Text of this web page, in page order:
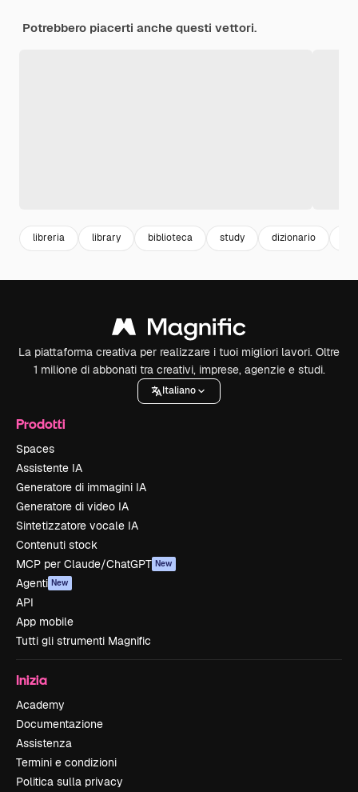
Potrebbero piacerti anche questi vettori.
libreria library biblioteca study dizionario
La piattaforma creativa per realizzare i tuoi migliori lavori. Oltre
1 milione di abbonati tra creativi, imprese, agenzie e studi.
Italiano
Prodotti
Spaces
Assistente IA
Generatore di immagini IA
Generatore di video IA
Sintetizzatore vocale IA
Contenuti stock
MCP per Claude/ChatGPT New
Agenti New
API
App mobile
Tutti gli strumenti Magnific
Inizia
Academy
Documentazione
Assistenza
Termini e condizioni
Politica sulla privacy